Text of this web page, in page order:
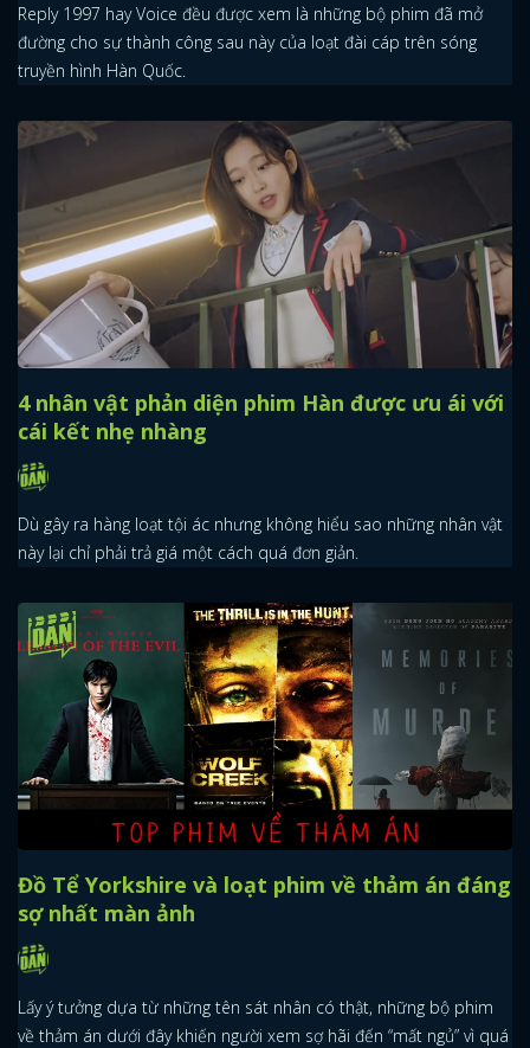
Reply 1997 hay Voice đều được xem là những bộ phim đã mở
đường cho sự thành công sau này của loạt đài cáp trên sóng
truyền hình Hàn Quốc.
4 nhân vật phản diện phim Hàn được ưu ái với
cái kết nhẹ nhàng
Dù gây ra hàng loạt tội ác nhưng không hiểu sao những nhân vật
này lại chỉ phải trả giá một cách quá đơn giản.
Đồ Tể Yorkshire và loạt phim về thảm án đáng
sợ nhất màn ảnh
Lấy ý tưởng dựa từ những tên sát nhân có thật, những bộ phim
về thảm án dưới đây khiến người xem sợ hãi đến “mất ngủ” vì quá